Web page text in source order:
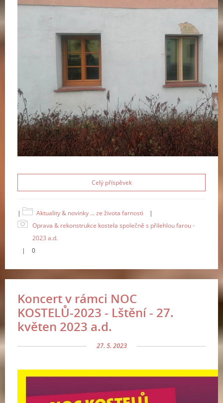
Celý příspěvek
| Aktuality & novinky ... ze života farnosti
|
Oprava & rekonstrukce kostela společně s přilehlou farou -
2023 a.d.
|
0
Koncert v rámci NOC
KOSTELŮ-2023 - Lštění - 27.
květen 2023 a.d.
27. 5. 2023